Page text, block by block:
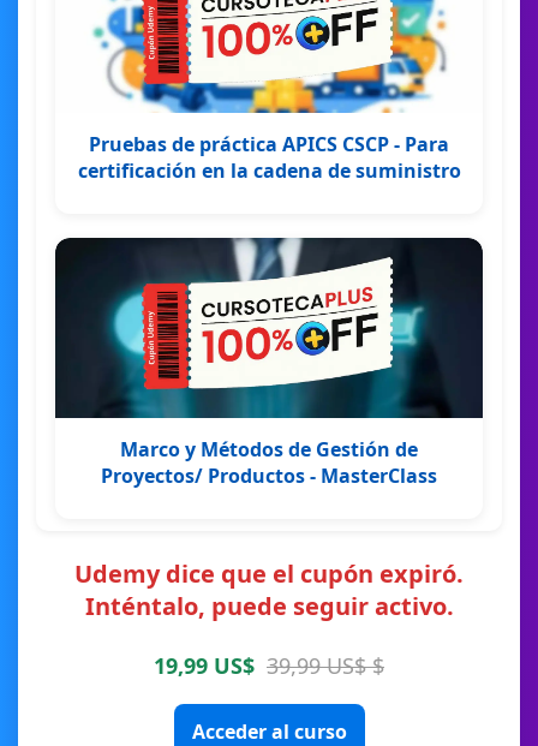
Pruebas de práctica APICS CSCP - Para
certificación en la cadena de suministro
Marco y Métodos de Gestión de
Proyectos/ Productos - MasterClass
Udemy dice que el cupón expiró.
Inténtalo, puede seguir activo.
19,99 US$ 39,99 US$ $
Acceder al curso